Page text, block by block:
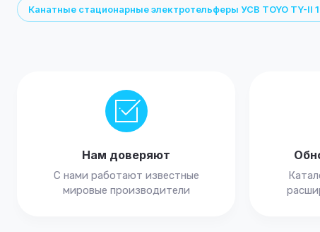
Канатные стационарные электротельферы УСВ TOYO TY-II
Нам доверяют
С нами работают известные
мировые производители